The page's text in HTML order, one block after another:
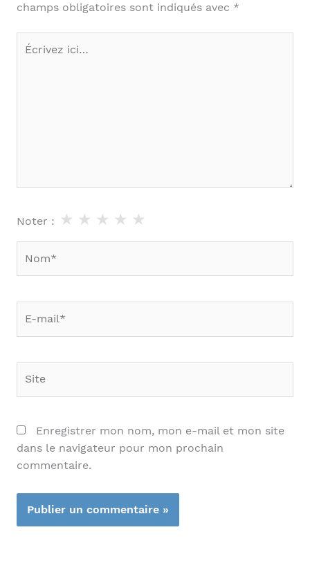
champs obligatoires sont indiqués avec *
Écrivez
ici…
Noter : ★
★
★
★
★
Enregistrer mon nom, mon e-mail et mon site
dans le navigateur pour mon prochain
commentaire.